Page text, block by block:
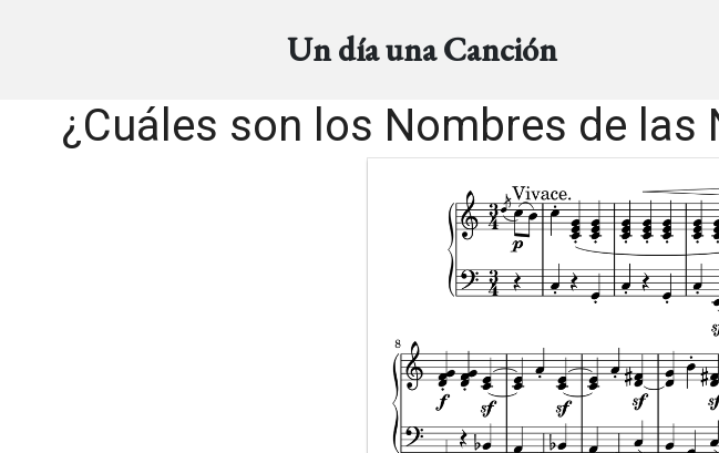
Un día una Canción
¿Cuáles son los Nombres de